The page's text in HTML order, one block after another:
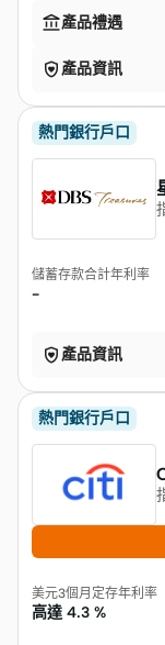
產品禮遇
 產品資訊
熱門銀行戶口
儲蓄存款合計年利率
-
 產品資訊
熱門銀行戶口
美元3個月定存年利率
高達 4.3 %